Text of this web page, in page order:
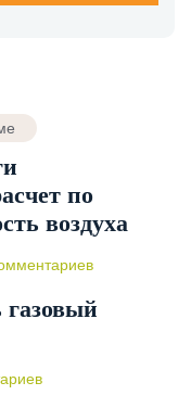
по
воздуха